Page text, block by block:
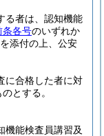
る者は、認知機能
条各号のいずれか
添付の上、公安
に合格した者に対
とする。
機能検査員講習及